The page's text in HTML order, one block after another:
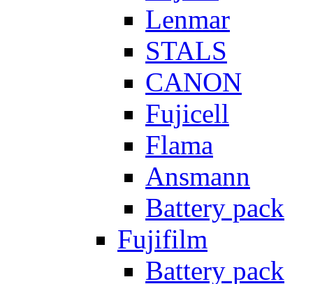
Lenmar
STALS
CANON
Fujicell
Flama
Ansmann
Battery pack
Fujifilm
Battery pack